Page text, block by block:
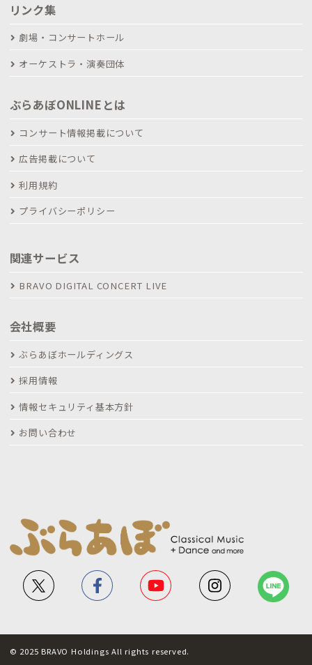
リンク集
劇場・コンサートホール
オーケストラ・演奏団体
ぶらあぼONLINEとは
コンサート情報掲載について
広告掲載について
利用規約
プライバシーポリシー
関連サービス
BRAVO DIGITAL CONCERT LIVE
会社概要
ぶらあぼホールディングス
採用情報
情報セキュリティ基本方針
お問い合わせ
© 2025 BRAVO Holdings All rights reserved.